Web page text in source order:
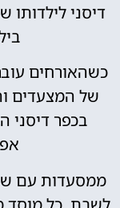
דיסני
כשהאורחים
של המצעדים
בכפר
ממסעדות עם